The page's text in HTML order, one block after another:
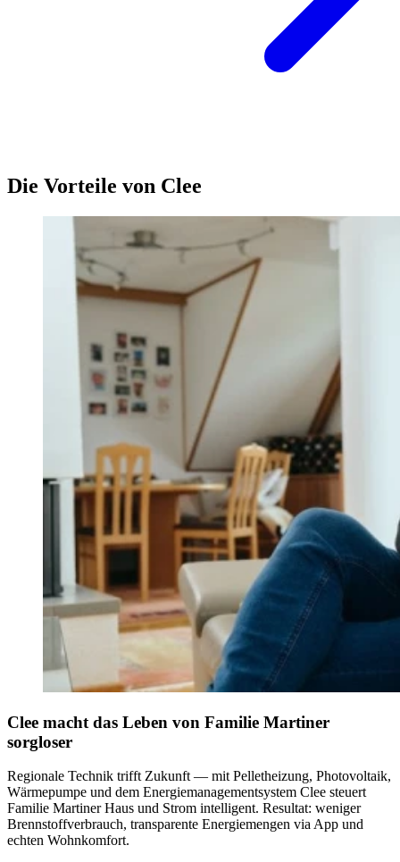
Die Vorteile von Clee
Clee macht das Leben von Familie Martiner
sorgloser
Regionale Technik trifft Zukunft — mit Pelletheizung, Photovoltaik,
Wärmepumpe und dem Energiemanagementsystem Clee steuert
Familie Martiner Haus und Strom intelligent. Resultat: weniger
Brennstoffverbrauch, transparente Energiemengen via App und
echten Wohnkomfort.